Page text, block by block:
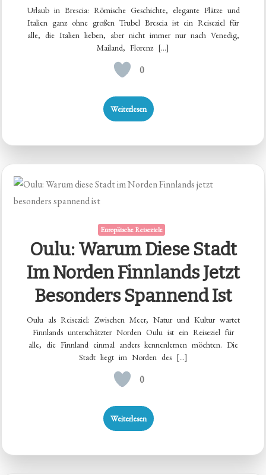
Urlaub in Brescia: Römische Geschichte, elegante Plätze und
Italien ganz ohne großen Trubel Brescia ist ein Reiseziel für
alle, die Italien lieben, aber nicht immer nur nach Venedig,
Mailand, Florenz […]
0
Weiterlesen
Europäische Reiseziele
Oulu: Warum Diese Stadt
Im Norden Finnlands Jetzt
Besonders Spannend Ist
Oulu als Reiseziel: Zwischen Meer, Natur und Kultur wartet
Finnlands unterschätzter Norden Oulu ist ein Reiseziel für
alle, die Finnland einmal anders kennenlernen möchten. Die
Stadt liegt im Norden des […]
0
Weiterlesen